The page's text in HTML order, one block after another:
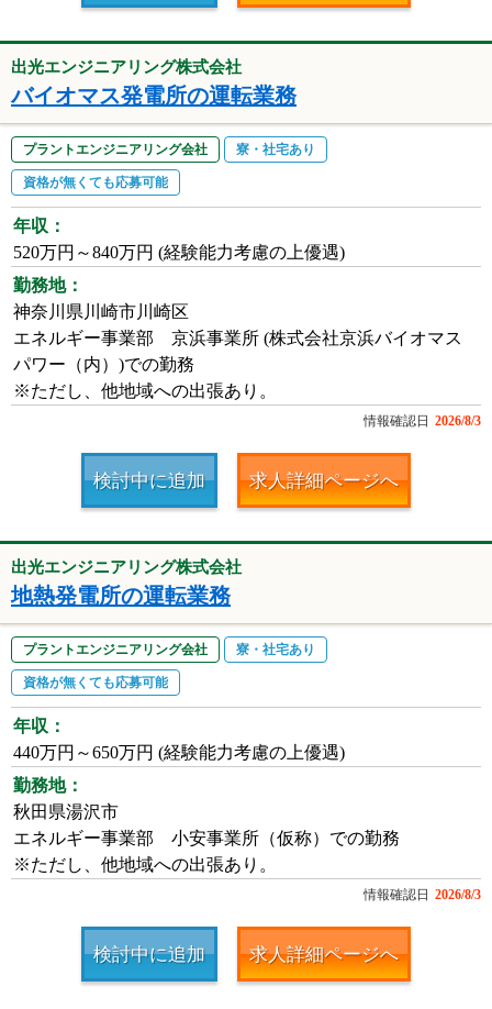
出光エンジニアリング株式会社
バイオマス発電所の運転業務
プラントエンジニアリング会社 寮・社宅あり
資格が無くても応募可能
年収：
520万円～840万円 (経験能力考慮の上優遇)
勤務地：
神奈川県川崎市川崎区
エネルギー事業部 京浜事業所 (株式会社京浜バイオマス
パワー（内）)での勤務
※ただし、他地域への出張あり。
情報確認日 2026/8/3
検討中に追加 求人詳細ページへ
出光エンジニアリング株式会社
地熱発電所の運転業務
プラントエンジニアリング会社 寮・社宅あり
資格が無くても応募可能
年収：
440万円～650万円 (経験能力考慮の上優遇)
勤務地：
秋田県湯沢市
エネルギー事業部 小安事業所（仮称）での勤務
※ただし、他地域への出張あり。
情報確認日 2026/8/3
検討中に追加 求人詳細ページへ